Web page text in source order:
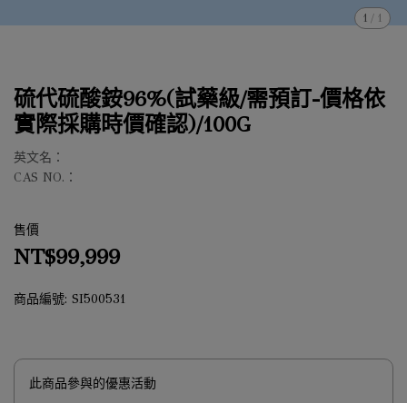
1 / 1
硫代硫酸銨96%(試藥級/需預訂-價格依
實際採購時價確認)/100G
英文名：
CAS NO.：
售價
NT$99,999
商品編號: SI500531
此商品參與的優惠活動